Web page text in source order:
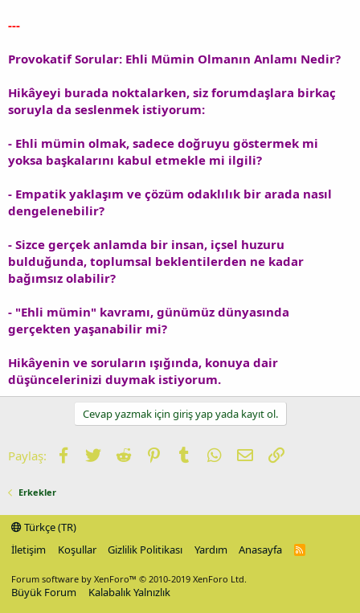
---
Provokatif Sorular: Ehli Mümin Olmanın Anlamı Nedir?
Hikâyeyi burada noktalarken, siz forumdaşlara birkaç
soruyla da seslenmek istiyorum:
- Ehli mümin olmak, sadece doğruyu göstermek mi
yoksa başkalarını kabul etmekle mi ilgili?
- Empatik yaklaşım ve çözüm odaklılık bir arada nasıl
dengelenebilir?
- Sizce gerçek anlamda bir insan, içsel huzuru
bulduğunda, toplumsal beklentilerden ne kadar
bağımsız olabilir?
- "Ehli mümin" kavramı, günümüz dünyasında
gerçekten yaşanabilir mi?
Hikâyenin ve soruların ışığında, konuya dair
düşüncelerinizi duymak istiyorum.
Cevap yazmak için giriş yap yada kayıt ol.
Paylaş: Facebook
TwitterReddit PinterestTumblrWhatsApp
E-postaLink
Erkekler
Türkçe (TR)
İletişim
Koşullar Gizlilik Politikası Yardım Anasayfa
R
Forum software by XenForo™ © 2010-2019 XenForo Ltd.
Büyük Forum Kalabalık Yalnızlık